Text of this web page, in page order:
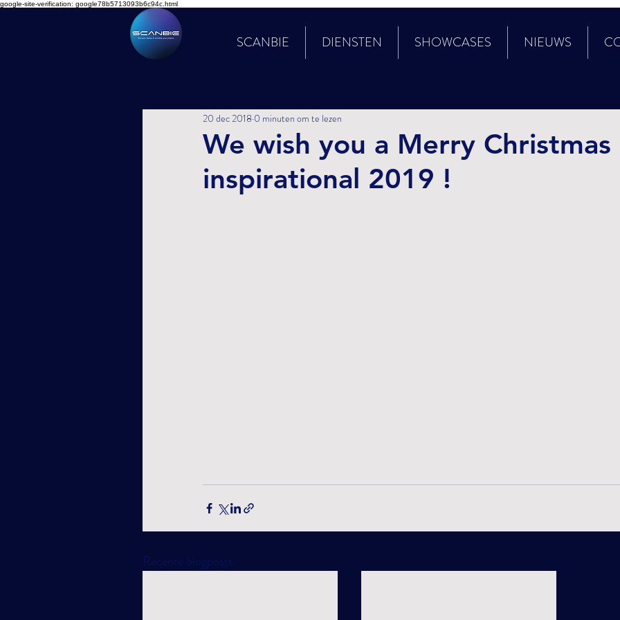
google-site-verification: google78b5713093b6c94c.html
SCANBIE DIENSTEN SHOWCASES NIEUWS
We wish you a Merry Christmas
inspirational 2019 !
20 dec 2018 0 minuten om te lezen
Recente blogposts